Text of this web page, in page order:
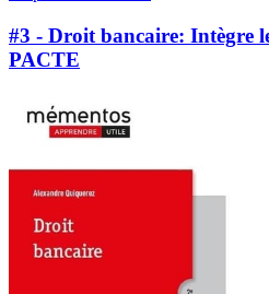
#3 - Droit bancaire: Intègre
PACTE